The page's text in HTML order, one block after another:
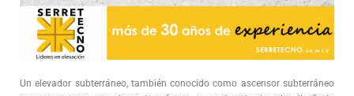
Un elevador subterráneo, también conocido como ascensor subterráneo